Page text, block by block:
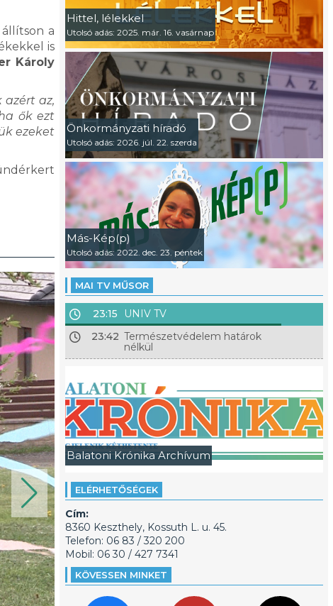
a
is
Károly
az,
ők ezt
ezeket
Hittel, lélekkel
Utolsó adás: 2025. már. 16. vasárnap
Önkormányzati híradó
Utolsó adás: 2026. júl. 22. szerda
Más-Kép(p)
Utolsó adás: 2022. dec. 23. péntek
MAI TV MŰSOR
23:15
UNIV TV
23:42 Természetvédelem határok
nélkül
Balatoni Krónika Archívum
ELÉRHETŐSÉGEK
Cím:
8360 Keszthely, Kossuth L. u. 45.
Telefon: 06 83 / 320 200
Mobil: 06 30 / 427 7341
KÖVESSEN MINKET